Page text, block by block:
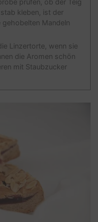
prüfen, ob der Teig
kleben, ist der
gehobelten Mandeln
Linzertorte, wenn sie
die Aromen schön
mit Staubzucker